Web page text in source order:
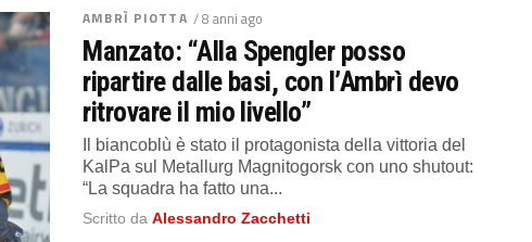
AMBRÌ PIOTTA / 8 anni ago
Manzato: “Alla Spengler posso
ripartire dalle basi, con l’Ambrì devo
ritrovare il mio livello”
Il biancoblù è stato il protagonista della vittoria del
KalPa sul Metallurg Magnitogorsk con uno shutout:
“La squadra ha fatto una...
Scritto daAlessandro Zacchetti